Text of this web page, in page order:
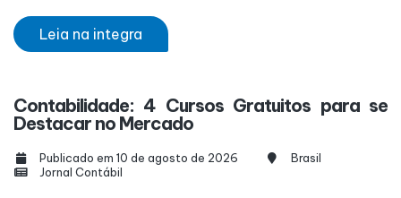
Leia na integra
Contabilidade: 4 Cursos Gratuitos para se
Destacar no Mercado
Publicado em 10 de agosto de 2026
Brasil
Jornal Contábil